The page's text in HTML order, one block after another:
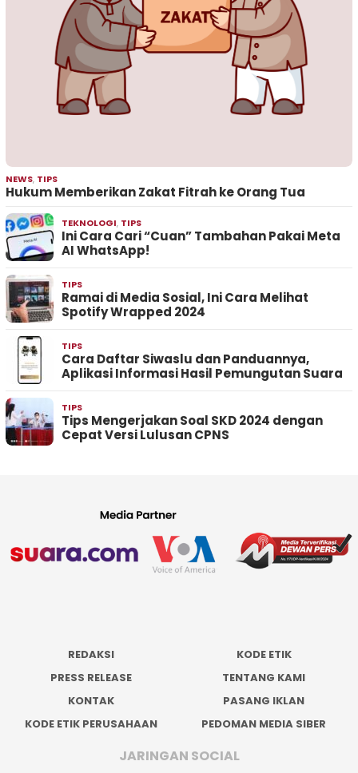
NEWS, TIPS
Hukum Memberikan Zakat Fitrah ke Orang Tua
TEKNOLOGI, TIPS
Ini Cara Cari “Cuan” Tambahan Pakai Meta
AI WhatsApp!
TIPS
Ramai di Media Sosial, Ini Cara Melihat
Spotify Wrapped 2024
TIPS
Cara Daftar Siwaslu dan Panduannya,
Aplikasi Informasi Hasil Pemungutan Suara
TIPS
Tips Mengerjakan Soal SKD 2024 dengan
Cepat Versi Lulusan CPNS
REDAKSI
KODE ETIK
PRESS RELEASE
TENTANG KAMI
KONTAK
PASANG IKLAN
KODE ETIK PERUSAHAAN
PEDOMAN MEDIA SIBER
JARINGAN SOCIAL